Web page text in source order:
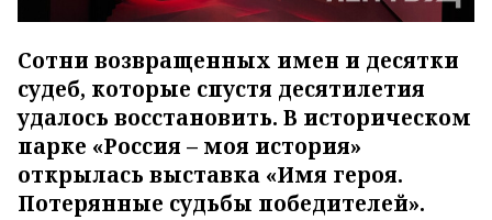
Сотни возвращенных имен и десятки
судеб, которые спустя десятилетия
удалось восстановить. В историческом
парке «Россия – моя история»
открылась выставка «Имя героя.
Потерянные судьбы победителей».